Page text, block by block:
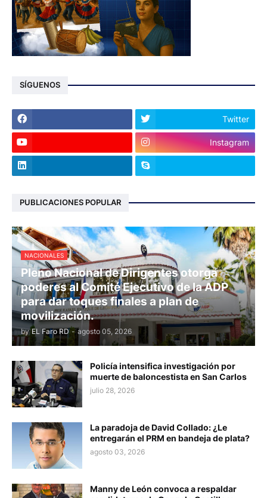
SÍGUENOS
Twitter
Instagram
PUBLICACIONES POPULAR
NACIONALES
Pleno Nacional de Dirigentes otorga
poderes al Comité Ejecutivo de la ADP
para dar toques finales a plan de
movilización.
by EL Faro RD - agosto 05, 2026
Policía intensifica investigación por
muerte de baloncestista en San Carlos
julio 28, 2026
La paradoja de David Collado: ¿Le
entregarán el PRM en bandeja de plata?
agosto 03, 2026
Manny de León convoca a respaldar